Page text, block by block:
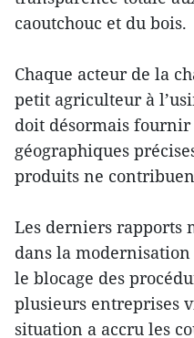
caoutchouc et du bois.
Chaque acteur de la
petit agriculteur à
doit désormais fournir
géographiques
produits ne
Les derniers rapports
dans la
le blocage des
plusieurs entreprises
situation a accru les